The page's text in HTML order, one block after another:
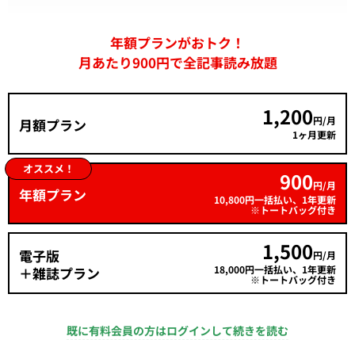
年額プランがおトク！
月あたり900円で全記事読み放題
月額プラン 1,200円/月
1ヶ月更新
オススメ！
年額プラン 900円/月
10,800円一括払い、1年更新
※トートバッグ付き
電子版
＋雑誌プラン
1,500円/月
18,000円一括払い、1年更新
※トートバッグ付き
既に有料会員の方はログインして続きを読む